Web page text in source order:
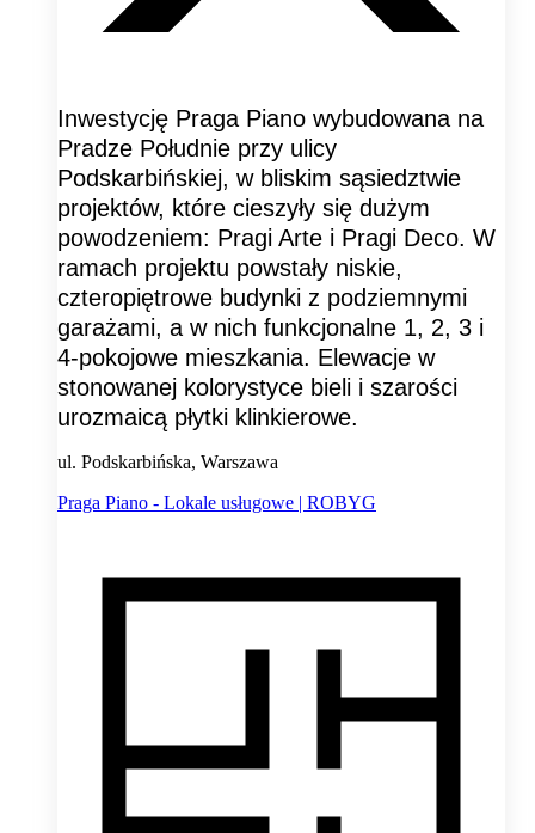
Inwestycję Praga Piano wybudowana na
Pradze Południe przy ulicy
Podskarbińskiej, w bliskim sąsiedztwie
projektów, które cieszyły się dużym
powodzeniem: Pragi Arte i Pragi Deco. W
ramach projektu powstały niskie,
czteropiętrowe budynki z podziemnymi
garażami, a w nich funkcjonalne 1, 2, 3 i
4-pokojowe mieszkania. Elewacje w
stonowanej kolorystyce bieli i szarości
urozmaicą płytki klinkierowe.
ul. Podskarbińska, Warszawa
Praga Piano - Lokale usługowe | ROBYG